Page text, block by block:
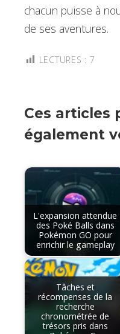
chacun puisse à
de ses aventures.
LECTURES : 7
Ces articles
également
L'expansion attendue
des Poké Balls dans
Pokémon GO pour
enrichir le gameplay
Tâches et
récompenses de la
recherche
chronométrée de
trésors pris dans